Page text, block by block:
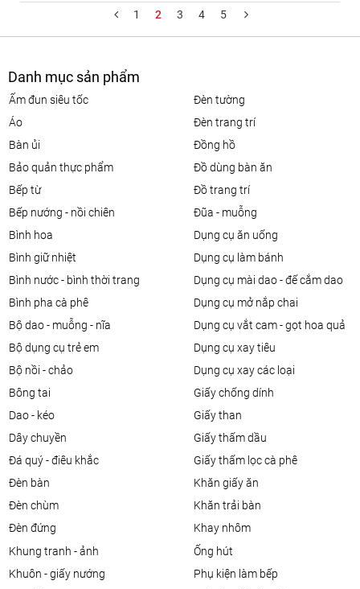
1 2 3 4 5
Danh mục sản phẩm
ấm đun siêu tốc
áo
bàn ủi
bảo quản thực phẩm
bếp từ
bếp nướng - nồi chiên
bình hoa
bình giữ nhiệt
bình nước - bình thời trang
bình pha cà phê
bộ dao - muỗng - nĩa
bộ dụng cụ trẻ em
bộ nồi - chảo
bông tai
dao - kéo
dây chuyền
đá quý - điêu khắc
đèn bàn
đèn chùm
đèn đứng
đèn tường
đèn trang trí
đồng hồ
đồ dùng bàn ăn
đồ trang trí
đũa - muỗng
dụng cụ ăn uống
dụng cụ làm bánh
dụng cụ mài dao - đế cắm dao
dụng cụ mở nắp chai
dụng cụ vắt cam - gọt hoa quả
dụng cụ xay tiêu
dụng cụ xay các loại
giấy chống dính
giấy than
giấy thấm dầu
giấy thấm lọc cà phê
khăn giấy ăn
khăn trải bàn
khay nhôm
khung tranh - ảnh
khuôn - giấy nướng
ống hút
phụ kiện làm bếp